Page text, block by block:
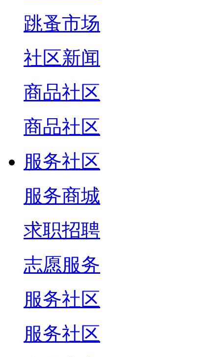
跳蚤市场
社区新闻
商品社区
商品社区
服务社区
服务商城
求职招聘
志愿服务
服务社区
服务社区